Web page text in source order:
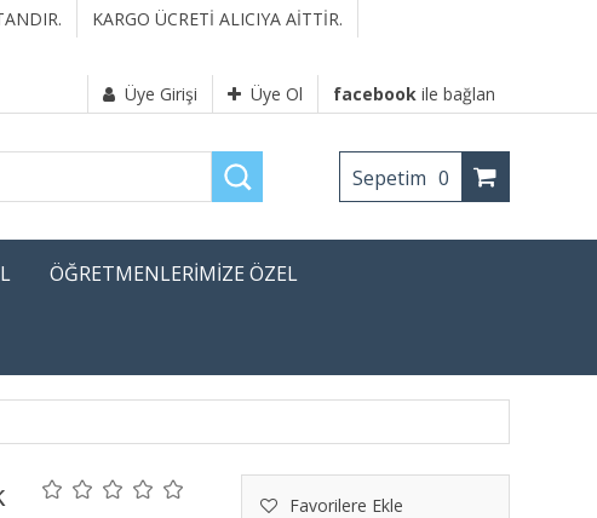
KARGO ÜCRETİ ALICIYA AİTTİR.
Üye Girişi
Üye Ol facebook ile bağlan
Sepetim 0
ÖĞRETMENLERİMİZE ÖZEL
Favorilere Ekle